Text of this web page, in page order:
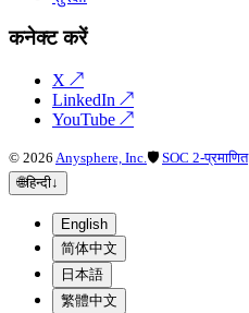
कनेक्ट करें
X ↗
LinkedIn ↗
YouTube ↗
© 2026 Anysphere, Inc. 🛡 SOC 2-प्रमाणित
🌐हिन्दी↓
English
简体中文
日本語
繁體中文